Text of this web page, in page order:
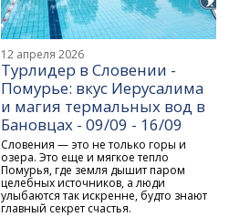
12 апреля 2026
Турлидер в Словении -
Помурье: вкус Иерусалима
и магия термальных вод в
Бановцах - 09/09 - 16/09
Словения — это не только горы и
озера. Это еще и мягкое тепло
Помурья, где земля дышит паром
целебных источников, а люди
улыбаются так искренне, будто знают
главный секрет счастья.